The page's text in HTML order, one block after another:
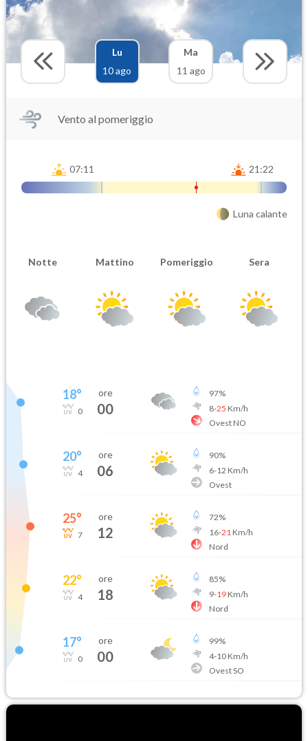
Lu
10 ago
Ma
11 ago
Vento al pomeriggio
07:11 21:22
Luna calante
Notte Mattino Pomeriggio Sera
18°
0
ore
00
97%
8-25 Km/h
Ovest NO
20°
4
ore
06
90%
6-12 Km/h
Ovest
25°
7
ore
12
72%
16-21 Km/h
Nord
22°
4
ore
18
85%
9-19Km/h
Nord
17°
0
ore
00
99%
4-10Km/h
Ovest SO